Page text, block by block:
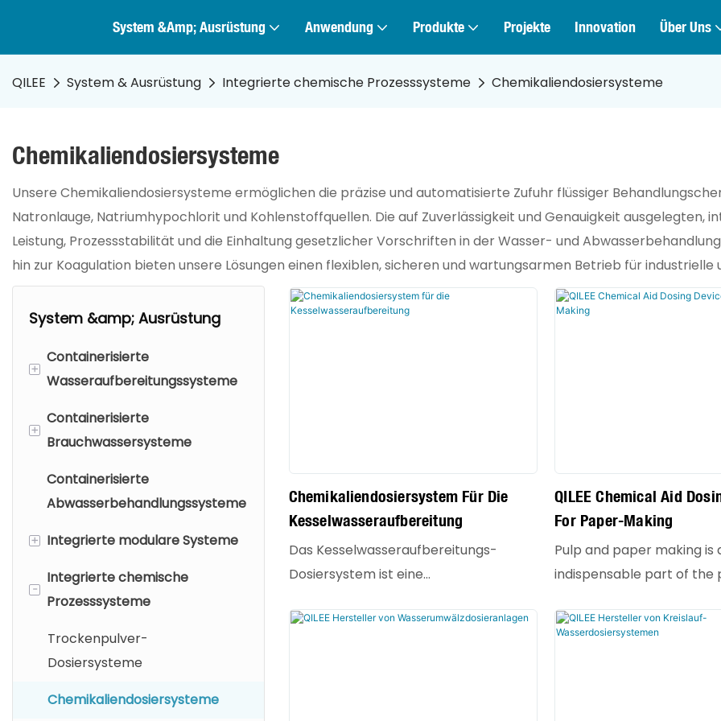
System &amp; Ausrüstung Anwendung Produkte Projekte Innovation Über Uns
QILEE System & Ausrüstung Integrierte chemische Prozesssysteme Chemikaliendosiersysteme
Chemikaliendosiersysteme
Unsere Chemikaliendosiersysteme ermöglichen die präzise und automatisierte Zufuhr flüssiger
Natronlauge, Natriumhypochlorit und Kohlenstoffquellen. Die auf Zuverlässigkeit und Genauigkeit
Leistung, Prozessstabilität und die Einhaltung gesetzlicher Vorschriften in der Wasser- und
hin zur Koagulation bieten unsere Lösungen einen flexiblen, sicheren und wartungsarmen Betrieb für industrielle
System &amp; Ausrüstung
+
Containerisierte
Wasseraufbereitungssysteme
Trinkwasseraufbereitung
Aufbereitung von gereinigtem
Wasser
Hochreine Wasserproduktion
Prozesswassersystem
+
Containerisierte
Brauchwassersysteme
Industrielle
Abwasserbehandlung
Containerisierte
Abwasserbehandlungssysteme
+ Integrierte modulare Systeme
Integrierte Membransysteme
Integriertes System zur
chemischen Behandlung
-
Integrierte chemische
Prozesssysteme
Trockenpulver-
Dosiersysteme
Chemikaliendosiersysteme
Chemikaliendosiersystem Für Die
Kesselwasseraufbereitung
Das Kesselwasseraufbereitungs-
Dosiersystem ist eine
die speziell für die Aufrechterhaltung
QILEE Chemical Aid
For Paper-Making
Pulp and paper making is
indispensable part of the
role in the quality and cost